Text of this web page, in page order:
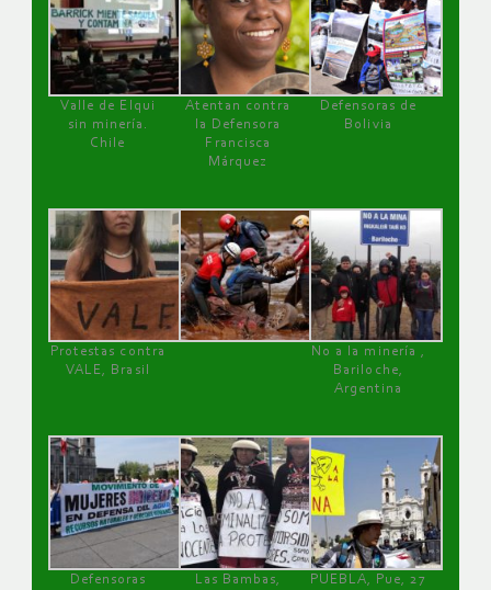
Valle de Elqui
sin minería.
Chile
Atentan contra
la Defensora
Francisca
Márquez
Defensoras de
Bolivia
Protestas contra
VALE, Brasil
No a la minería ,
Bariloche,
Argentina
Defensoras
Las Bambas,
PUEBLA, Pue, 27